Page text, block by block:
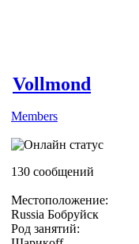
Vollmond
Members
130 сообщений
Местоположение:
Russia Бобруйск
Род занятий: